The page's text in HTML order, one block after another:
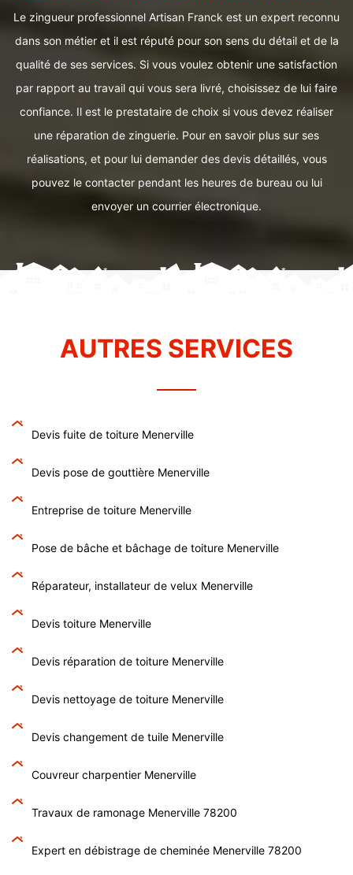
Le zingueur professionnel Artisan Franck est un expert reconnu
dans son métier et il est réputé pour son sens du détail et de la
qualité de ses services. Si vous voulez obtenir une satisfaction
par rapport au travail qui vous sera livré, choisissez de lui faire
confiance. Il est le prestataire de choix si vous devez réaliser
une réparation de zinguerie. Pour en savoir plus sur ses
réalisations, et pour lui demander des devis détaillés, vous
pouvez le contacter pendant les heures de bureau ou lui
envoyer un courrier électronique.
AUTRES SERVICES
Devis fuite de toiture Menerville
Devis pose de gouttière Menerville
Entreprise de toiture Menerville
Pose de bâche et bâchage de toiture Menerville
Réparateur, installateur de velux Menerville
Devis toiture Menerville
Devis réparation de toiture Menerville
Devis nettoyage de toiture Menerville
Devis changement de tuile Menerville
Couvreur charpentier Menerville
Travaux de ramonage Menerville 78200
Expert en débistrage de cheminée Menerville 78200